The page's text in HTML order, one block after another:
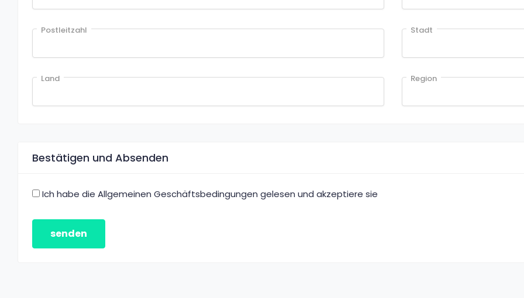
Postleitzahl Stadt
Land Region
Bestätigen und Absenden
Ich habe die Allgemeinen Geschäftsbedingungen gelesen und akzeptiere sie
senden